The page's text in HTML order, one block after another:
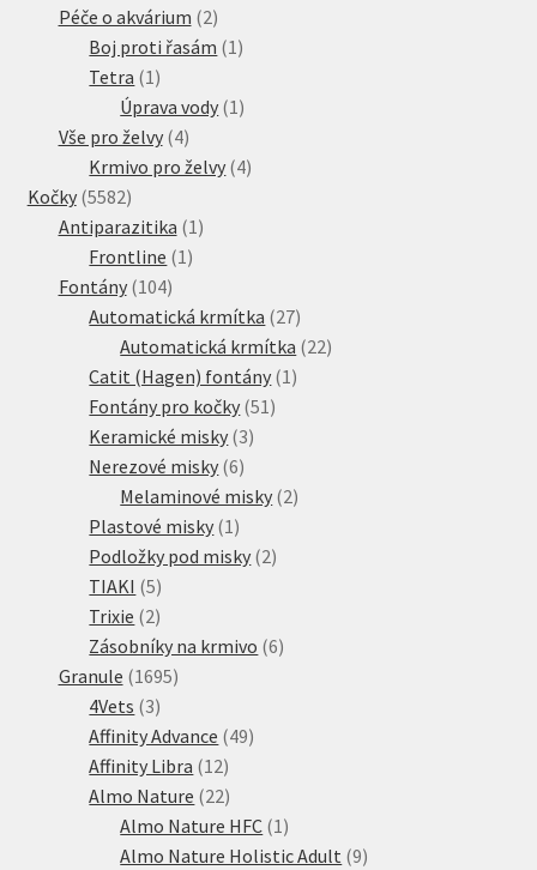
produktů
Péče o akvárium 22
produkty
Boj proti řasám 1 1
Tetra 1 1
produkt
Úprava vody 1 1
Vše pro želvy 44
produkty
Krmivo pro želvy 44
Kočky 55825582
produktů
Antiparazitika 1 1
Frontline 1 1
Fontány 104104
produktů
Automatická krmítka 2727
produktů
Automatická krmítka 2222
Catit (Hagen) fontány 1 1
Fontány pro kočky 51 51
Keramické misky 33
Nerezové misky 66
produktů
Melaminové misky 22
Plastové misky 1 1
produkt
Podložky pod misky 22
TIAKI 55
produktů
Trixie 22
produkty
Zásobníky na krmivo 66
Granule 16951695
4Vets 33
produkty
Affinity Advance 4949
Affinity Libra 1212
produktů
Almo Nature 2222
produktů
Almo Nature HFC 1 1
produkt
Almo Nature Holistic Adult 99